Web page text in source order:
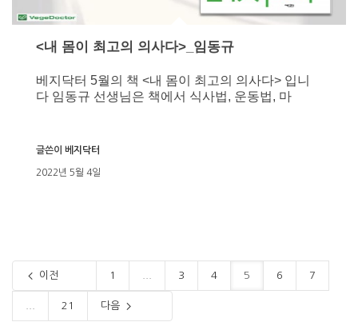
<내 몸이 최고의 의사다>_임동규
베지닥터 5월의 책 <내 몸이 최고의 의사다> 입니
다 임동규 선생님은 책에서 식사법, 운동법, 마
2022년 5월 4일
글쓴이 베지닥터
이전 1 3 4 5 6 7
21 다음